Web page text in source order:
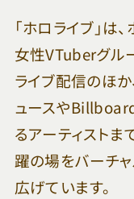
「ホロライブ」は
女性VTuberグル
ライブ配信のほ
ュースや
るアーティスト
躍の場をバーチ
広げています。